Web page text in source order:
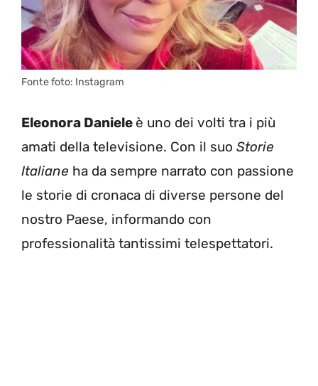
Fonte foto: Instagram
Eleonora Daniele è uno dei volti tra i più
amati della televisione. Con il suo Storie
Italiane ha da sempre narrato con passione
le storie di cronaca di diverse persone del
nostro Paese, informando con
professionalità tantissimi telespettatori.